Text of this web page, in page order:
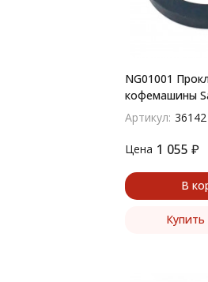
NG01001
кофемашины
Артикул: 36142
Цена 1 055 ₽
В
Купить